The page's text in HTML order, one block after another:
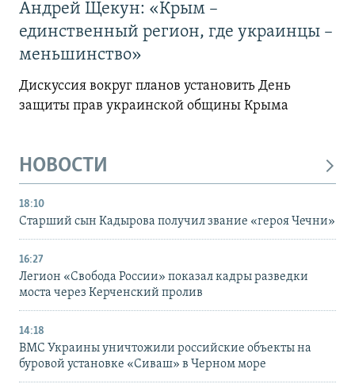
Андрей Щекун: «Крым –
единственный регион, где украинцы –
меньшинство»
Дискуссия вокруг планов установить День
защиты прав украинской общины Крыма
НОВОСТИ
18:10
Старший сын Кадырова получил звание «героя Чечни»
16:27
Легион «Свобода России» показал кадры разведки
моста через Керченский пролив
14:18
ВМС Украины уничтожили российские объекты на
буровой установке «Сиваш» в Черном море